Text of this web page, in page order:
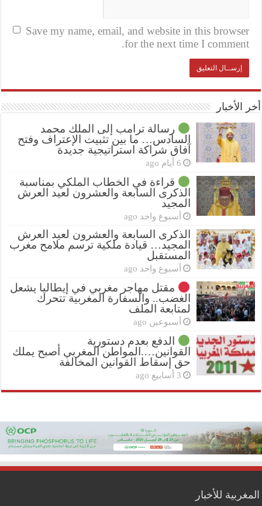
Save my name, email, and website in this browser
for the next time I comment.
أخر الأخبار
رسالة ترامب إلى الملك محمد
السادس… ما بين تثبيت الإعتراف وفتح
آفاق شراكة استراتيجية جديدة
6 أيام ago
قراءة في الخطاب الملكي بمناسبة
الذكرى السابعة والعشرون لعيد العرش
المجيد
أسبوع واحد ago
الذكرى السابعة والعشرون لعيد العرش
المجيد… قيادة ملكية ترسم ملامح مغرب
المستقبل
أسبوع واحد ago
مقتل مهاجر مغربي في إيطاليا يشعل
الغضب.. والسفارة المغربية تتحرك
لمتابعة الملف
أسبوعين ago
الدفع بعدم دستورية
القوانين….المواطن المغربي أصبح يملك
حق إسقاط القوانين المخالفة
3 أسابيع ago
المغربية للأخبار